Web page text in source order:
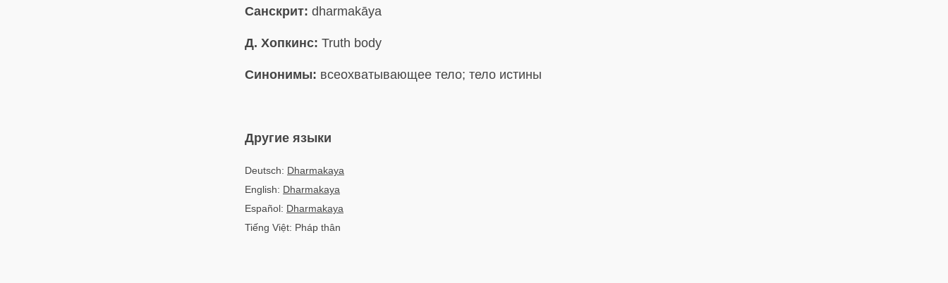
Санскрит: dharmakāya
Д. Хопкинс: Truth body
Синонимы: всеохватывающее тело; тело истины
Другие языки
Deutsch: Dharmakaya
English: Dharmakaya
Español: Dharmakaya
Tiếng Việt: Pháp thân